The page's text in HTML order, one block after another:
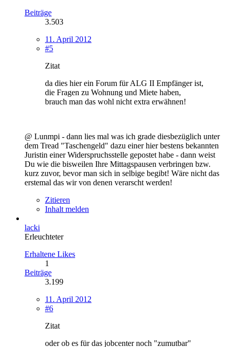
Beiträge
3.503
11. April 2012
#5
Zitat
da dies hier ein Forum für ALG II Empfänger ist,
die Fragen zu Wohnung und Miete haben,
brauch man das wohl nicht extra erwähnen!
@ Lunmpi - dann lies mal was ich grade diesbezüglich unter
dem Tread "Taschengeld" dazu einer hier bestens bekannten
Juristin einer Widerspruchsstelle gepostet habe - dann weist
Du wie die bisweilen Ihre Mittagspausen verbringen bzw.
kurz zuvor, bevor man sich in selbige begibt! Wäre nicht das
erstemal das wir von denen verarscht werden!
Zitieren
Inhalt melden
lacki
Erleuchteter
Erhaltene Likes
1
Beiträge
3.199
11. April 2012
#6
Zitat
oder ob es für das jobcenter noch "zumutbar"